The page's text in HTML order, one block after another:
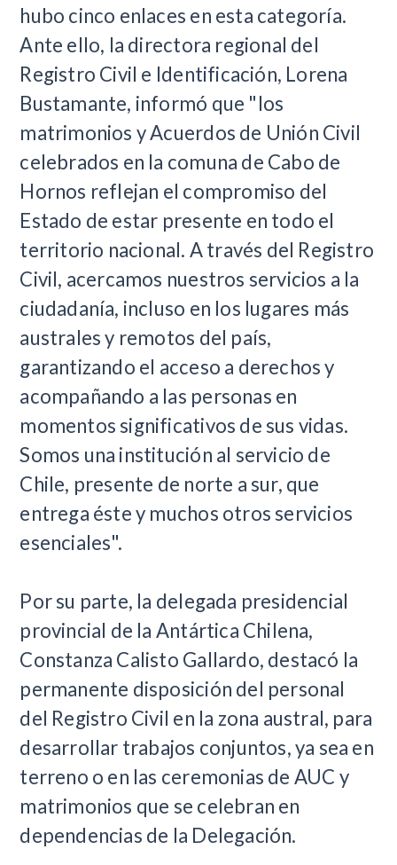
hubo cinco enlaces en esta categoría.
Ante ello, la directora regional del
Registro Civil e Identificación, Lorena
Bustamante, informó que "los
matrimonios y Acuerdos de Unión Civil
celebrados en la comuna de Cabo de
Hornos reflejan el compromiso del
Estado de estar presente en todo el
territorio nacional. A través del Registro
Civil, acercamos nuestros servicios a la
ciudadanía, incluso en los lugares más
australes y remotos del país,
garantizando el acceso a derechos y
acompañando a las personas en
momentos significativos de sus vidas.
Somos una institución al servicio de
Chile, presente de norte a sur, que
entrega éste y muchos otros servicios
esenciales".
Por su parte, la delegada presidencial
provincial de la Antártica Chilena,
Constanza Calisto Gallardo, destacó la
permanente disposición del personal
del Registro Civil en la zona austral, para
desarrollar trabajos conjuntos, ya sea en
terreno o en las ceremonias de AUC y
matrimonios que se celebran en
dependencias de la Delegación.